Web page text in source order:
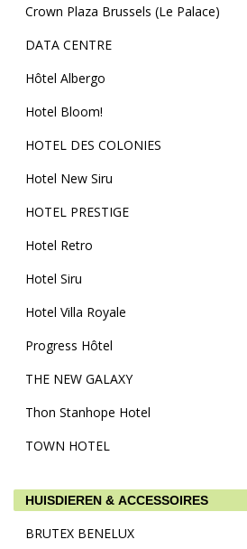
Crown Plaza Brussels (Le Palace)
DATA CENTRE
Hôtel Albergo
Hotel Bloom!
HOTEL DES COLONIES
Hotel New Siru
HOTEL PRESTIGE
Hotel Retro
Hotel Siru
Hotel Villa Royale
Progress Hôtel
THE NEW GALAXY
Thon Stanhope Hotel
TOWN HOTEL
HUISDIEREN & ACCESSOIRES
BRUTEX BENELUX